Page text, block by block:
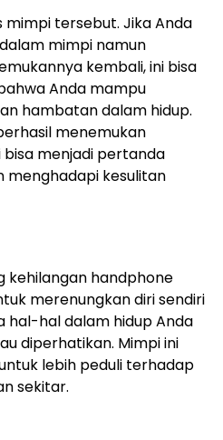
mimpi tersebut. Jika Anda
mimpi namun
kembali, ini bisa
Anda mampu
hambatan dalam hidup.
menemukan
menjadi pertanda
menghadapi kesulitan
kehilangan handphone
merenungkan diri sendiri
hal-hal dalam hidup Anda
diperhatikan. Mimpi ini
lebih peduli terhadap
sekitar.